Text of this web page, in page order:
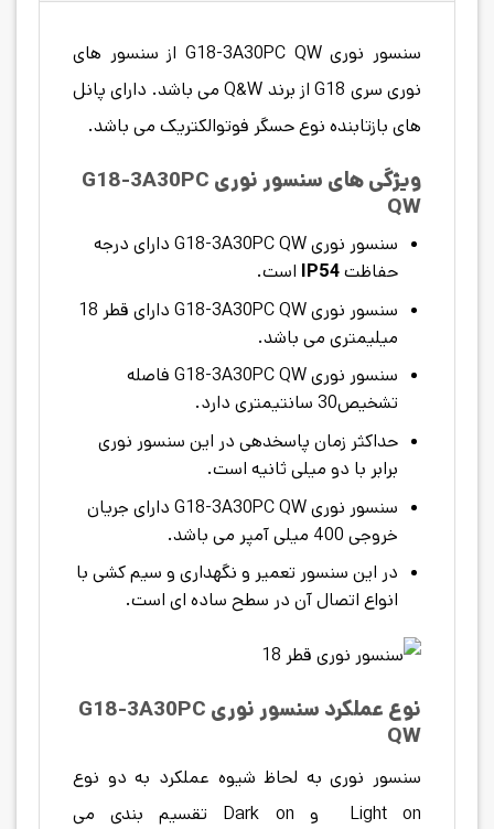
سنسور نوری G18-3A30PC QW از سنسور های
نوری سری G18 از برند Q&W می باشد. دارای
پانل
های بازتابنده نوع حسگر فوتوالکتریک می باشد.
ویژگی های سنسور نوری G18-3A30PC
QW
سنسور نوری G18-3A30PC QW دارای درجه
حفاظتIP54 است.
سنسور نوری G18-3A30PC QW دارای قطر 18
میلیمتری می باشد.
سنسور نوری G18-3A30PC QW فاصله
تشخیص30 سانتیمتری دارد.
حداکثر زمان پاسخدهی در این سنسور نوری
برابر با دو میلی ثانیه است.
سنسور نوری G18-3A30PC QW دارای جریان
خروجی 400 میلی آمپر می باشد.
در این سنسور تعمیر و نگهداری و سیم کشی با
انواع اتصال آن در سطح ساده ای است.
نوع عملکرد سنسور نوری G18-3A30PC
QW
سنسور نوری به لحاظ شیوه عملكرد به دو نوع
Light on و Dark on تقسیم بندی می